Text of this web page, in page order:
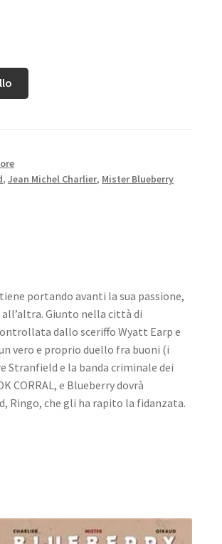
, Jean Michel Charlier, Mister Blueberry
portando avanti la sua passione,
all’altra. Giunto nella città di
dallo sceriffo Wyatt Earp e
vero e proprio duello fra buoni (i
e la banda criminale dei
CORRAL, e Blueberry dovrà
Ringo, che gli ha rapito la fidanzata.